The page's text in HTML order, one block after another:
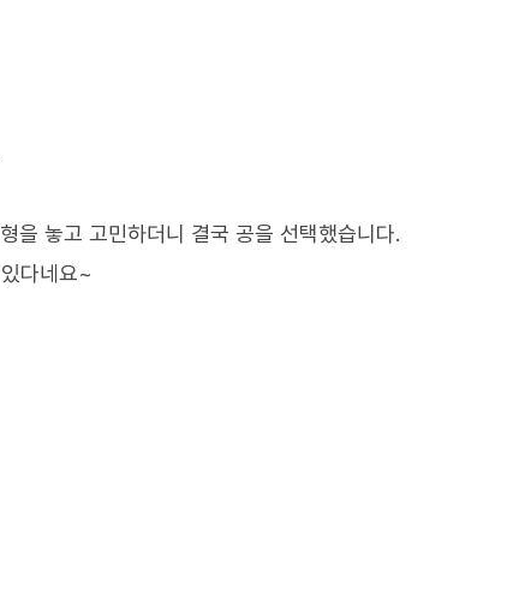
을 놓고 고민하더니 결국 공을 선택했습니다.
다네요~